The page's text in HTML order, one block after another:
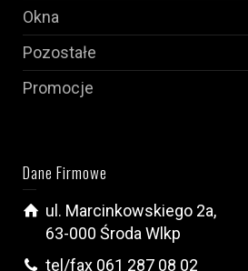
Okna
Pozostałe
Promocje
Dane Firmowe
ul. Marcinkowskiego 2a,
63-000 Środa Wlkp
tel/fax 061 287 08 02